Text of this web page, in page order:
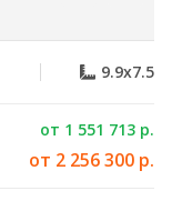
9.9x7.5
от 1 551 713 р.
от 2 256 300 р.